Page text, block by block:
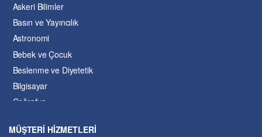
Askeri Bilimler
Basın ve Yayıncılık
Astronomi
Bebek ve Çocuk
Beslenme ve Diyetetik
Bilgisayar
Coğrafya
Dil ve Edebiyat
MÜŞTERİ HİZMETLERİ